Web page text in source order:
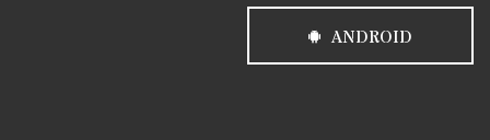
ANDROID